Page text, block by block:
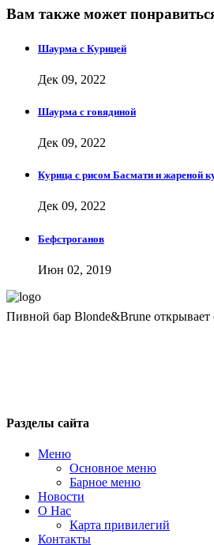
Вам также может
Шаурма с Курицей
Дек 09, 2022
Шаурма с говядиной
Дек 09, 2022
Курица с рисом Басмати и жареной
Дек 09, 2022
Бефстроганов
Июн 02, 2019
Пивной бар Blonde&Brune открывает
Разделы сайта
Меню
Основное меню
Барное меню
Новости
О Нас
Карта привилегий
Контакты